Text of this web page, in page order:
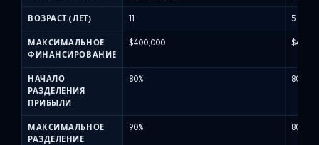
ВОЗРАСТ (ЛЕТ) 11 5
МАКСИМАЛЬНОЕ
ФИНАНСИРОВАНИЕ
$400,000
НАЧАЛО
РАЗДЕЛЕНИЯ
ПРИБЫЛИ
80% 80%
МАКСИМАЛЬНОЕ
РАЗДЕЛЕНИЕ
90% 80%